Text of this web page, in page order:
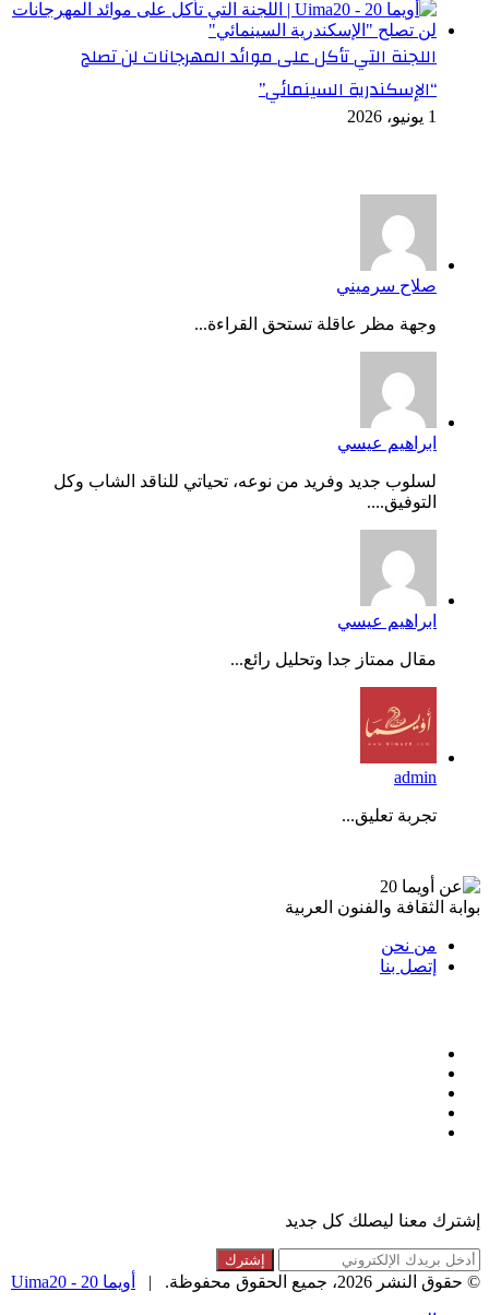
اللجنة التي تأكل على موائد المهرجانات لن تصلح
“الإسكندرية السينمائي”
1 يونيو، 2026
صلاح سرميني
وجهة مظر عاقلة تستحق القراءة...
ابراهيم عيسي
لسلوب جديد وفريد من نوعه، تحياتي للناقد الشاب وكل
التوفيق....
ابراهيم عيسي
مقال ممتاز جدا وتحليل رائع...
admin
تجربة تعليق...
بوابة الثقافة والفنون العربية
من نحن
إتصل بنا
إشترك معنا ليصلك كل جديد
أدخل
بريدك
© حقوق النشر 2026، جميع الحقوق محفوظة. | أويما 20 - Uima20